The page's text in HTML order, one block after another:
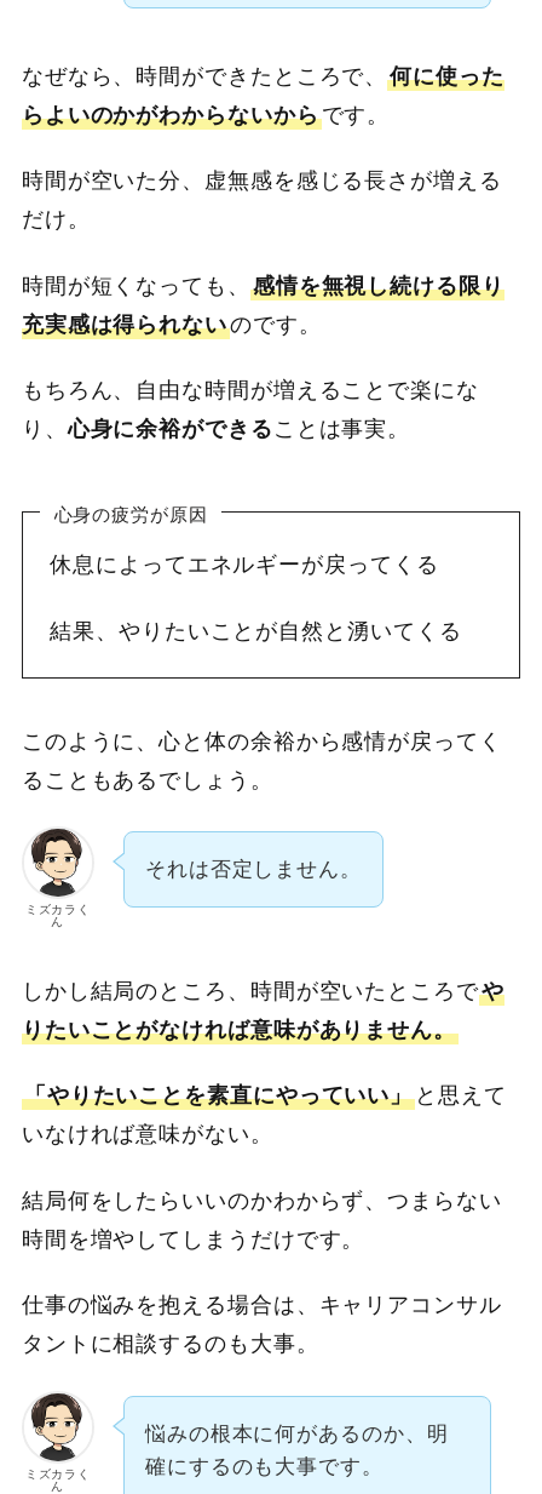
なぜなら、時間ができたところで、何に使った
らよいのかがわからないからです。
時間が空いた分、虚無感を感じる長さが増える
だけ。
時間が短くなっても、 感情を無視し続ける限り
充実感は得られないのです。
もちろん、自由な時間が増えることで楽にな
り、心身に余裕ができる ことは事実。
心身の疲労が原因
休息によってエネルギーが戻ってくる
結果、やりたいことが自然と湧いてくる
このように、心と体の余裕から感情が戻ってく
ることもあるでしょう。
ミズカラく
ん
それは否定しません。
しかし結局のところ、時間が空いたところでや
りたいことがなければ意味がありません。
「やりたいことを素直にやっていい」 と思えて
いなければ意味がない。
結局何をしたらいいのかわからず、つまらない
時間を増やしてしまうだけです。
仕事の悩みを抱える場合は、キャリアコンサル
タントに相談するのも大事。
ミズカラく
ん
悩みの根本に何があるのか、明
確にするのも大事です。